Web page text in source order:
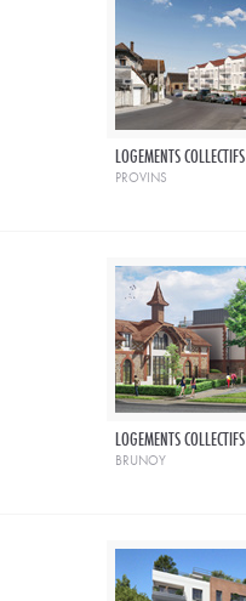
LOGEMENTS COLLECTIFS
provins
LOGEMENTS COLLECTIFS
brunoy